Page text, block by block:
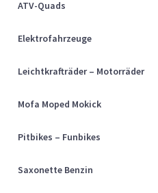
ATV-Quads
Elektrofahrzeuge
Leichtkrafträder – Motorräder
Mofa Moped Mokick
Pitbikes – Funbikes
Saxonette Benzin